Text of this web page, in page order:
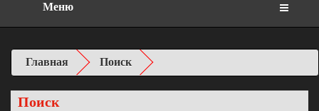
Меню
Главная Поиск
Поиск